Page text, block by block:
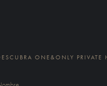
ONE&ONLY